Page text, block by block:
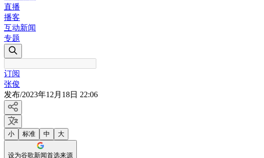
直播
播客
互动新闻
专题
订阅
张俊
发布/2023年12月18日 22:06
小 标准 中 大
设为谷歌新闻首选来源